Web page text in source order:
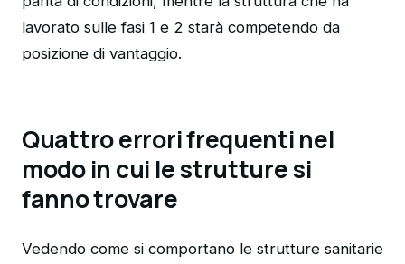
lavorato sulle fasi 1 e 2 starà competendo da
posizione di vantaggio.
Quattro errori frequenti nel
modo in cui le strutture si
fanno trovare
Vedendo come si comportano le strutture sanitarie